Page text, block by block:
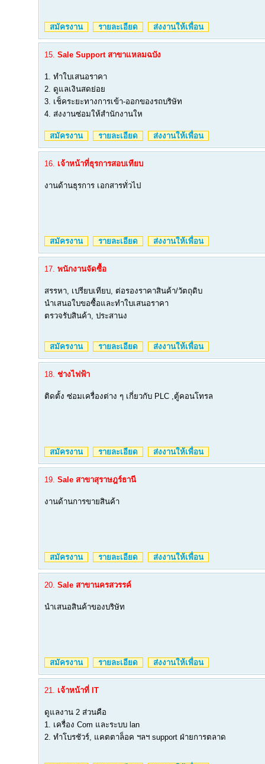
สมัครงาน รายละเอียด ส่งงานให้เพื่อน
15. Sale Support สาขาแหลมฉบัง
1. ทำใบเสนอราคา
2. ดูแลเงินสดย่อย
3. เช็คระยะทางการเข้า-ออกของรถบริษัท
4. ส่งงานซ่อมให้สำนักงานให
สมัครงาน รายละเอียด ส่งงานให้เพื่อน
16. เจ้าหน้าที่ธุรการสอบเทียบ
งานด้านธุรการ เอกสารทั่วไป
สมัครงาน รายละเอียด ส่งงานให้เพื่อน
17. พนักงานจัดซื้อ
สรรหา, เปรียบเทียบ, ต่อรองราคาสินค้า/วัตถุดิบ
นำเสนอใบขอซื้อและทำใบเสนอราคา
ตรวจรับสินค้า, ประสานง
สมัครงาน รายละเอียด ส่งงานให้เพื่อน
18. ช่างไฟฟ้า
ติดตั้ง ซ่อมเครื่องต่าง ๆ เกี่ยวกับ PLC ,ตู้คอนโทรล
สมัครงาน รายละเอียด ส่งงานให้เพื่อน
19. Sale สาขาสุราษฎร์ธานี
งานด้านการขายสินค้า
สมัครงาน รายละเอียด ส่งงานให้เพื่อน
20. Sale สาขานครสวรรค์
นำเสนอสินค้าของบริษัท
สมัครงาน รายละเอียด ส่งงานให้เพื่อน
21. เจ้าหน้าที่ IT
ดูแลงาน 2 ส่วนคือ
1. เครื่อง Com และระบบ lan
2. ทำโบรชัวร์, แคตตาล็อค ฯลฯ support ฝ่ายการตลาด